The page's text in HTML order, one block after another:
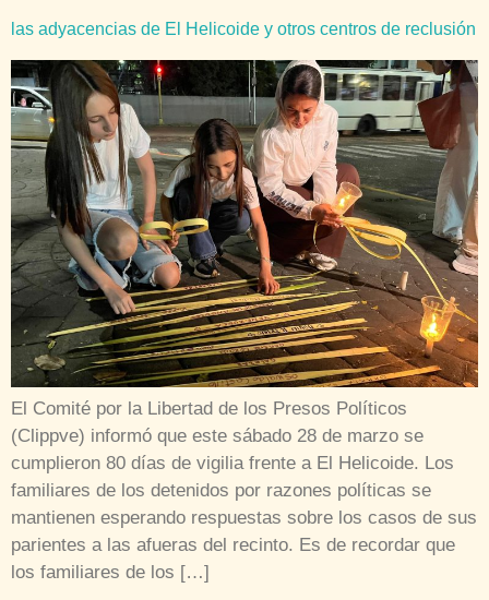
las adyacencias de El Helicoide y otros centros de reclusión
El Comité por la Libertad de los Presos Políticos
(Clippve) informó que este sábado 28 de marzo se
cumplieron 80 días de vigilia frente a El Helicoide. Los
familiares de los detenidos por razones políticas se
mantienen esperando respuestas sobre los casos de sus
parientes a las afueras del recinto. Es de recordar que
los familiares de los […]